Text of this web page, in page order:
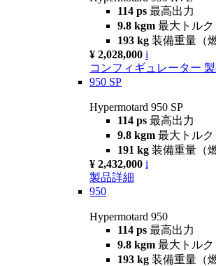
114 ps 最高出力
9.8 kgm 最大トルク
193 kg 装備重量（
¥ 2,028,000 i
コンフィギュレーター
950 SP
Hypermotard 950 SP
114 ps 最高出力
9.8 kgm 最大トルク
191 kg 装備重量（
¥ 2,432,000 i
製品詳細
950
Hypermotard 950
114 ps 最高出力
9.8 kgm 最大トルク
193 kg 装備重量（